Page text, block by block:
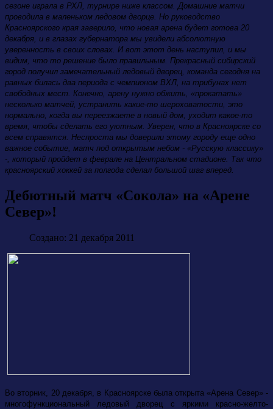
сезоне играла в РХЛ, турнире ниже классом. Домашние матчи
проводила в маленьком ледовом дворце. Но руководство
Красноярского края заверило, что новая арена будет готова 20
декабря, и в глазах губернатора мы увидели абсолютную
уверенность в своих словах. И вот этот день наступил, и мы
видим, что то решение было правильным. Прекрасный сибирский
город получил замечательный ледовый дворец, команда сегодня на
равных билась два периода с чемпионом ВХЛ, на трибунах нет
свободных мест. Конечно, арену нужно обжить, «прокатать»
несколько матчей, устранить какие-то шероховатости, это
нормально, когда вы переезжаете в новый дом, уходит какое-то
время, чтобы сделать его уютным. Уверен, что в Красноярске со
всем справятся. Неспроста мы доверили этому городу еще одно
важное событие, матч под открытым небом - «Русскую классику»
-, который пройдет в феврале на Центральном стадионе. Так что
красноярский хоккей за полгода сделал большой шаг вперед.
Дебютный матч «Сокола» на «Арене
Север»!
Создано: 21 декабря 2011
Во вторник, 20 декабря, в Красноярске была открыта «Арена Север» -
многофункциональный ледовый дворец с яркими красно-желто-